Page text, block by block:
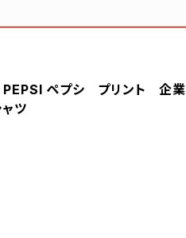
ペプシ プリント 企業
ツ